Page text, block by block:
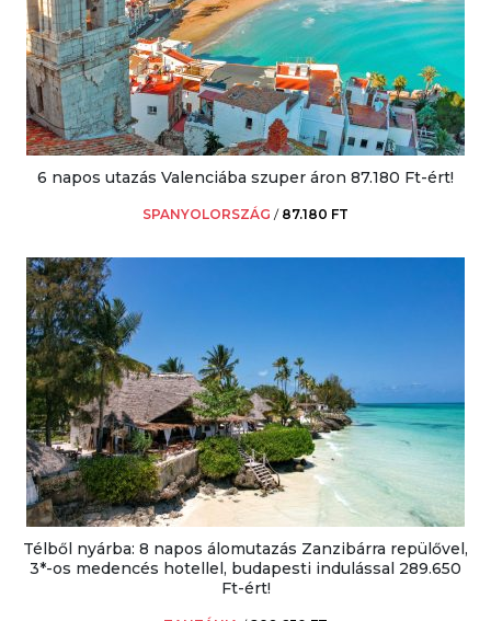
6 napos utazás Valenciába szuper áron 87.180 Ft-ért!
SPANYOLORSZÁG / 87.180 FT
Télből nyárba: 8 napos álomutazás Zanzibárra repülővel,
3*-os medencés hotellel, budapesti indulással 289.650
Ft-ért!